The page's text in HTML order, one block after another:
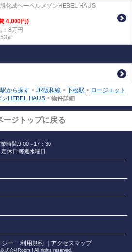
化成ヘーベルメゾンHEBEL HAUS
4,000円)
：8万円
㎡
から探す > JR阪和線 > 下松駅 > ロージエット
HEBEL HAUS > 物件詳細
ージトップに戻る
業時間:9:00～17：30
定休日:毎週水曜日
シー ｜ 利用規約 ｜アクセスマップ
式会社Room I All rights reserved.